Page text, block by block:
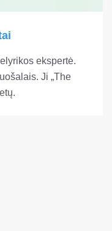
ekspertė.
Ji „The